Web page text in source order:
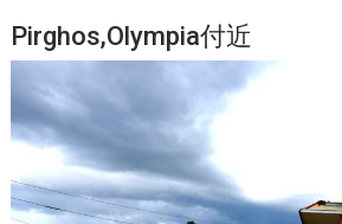
Pirghos,Olympia付近